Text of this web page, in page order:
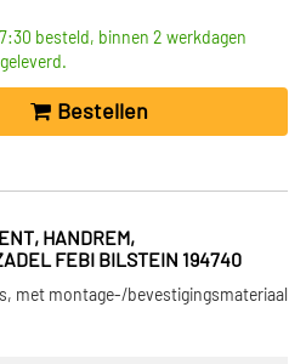
besteld, binnen 2 werkdagen
Bestellen
HANDREM,
FEBI BILSTEIN 194740
met montage-/bevestigingsmateriaal